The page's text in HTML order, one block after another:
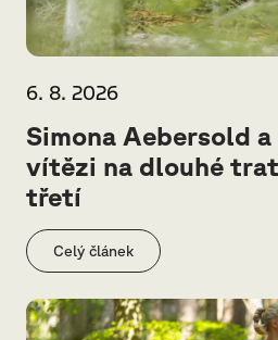
6. 8. 2026
Simona Aebersold
vítězi na dlouhé
třetí
Celý článek